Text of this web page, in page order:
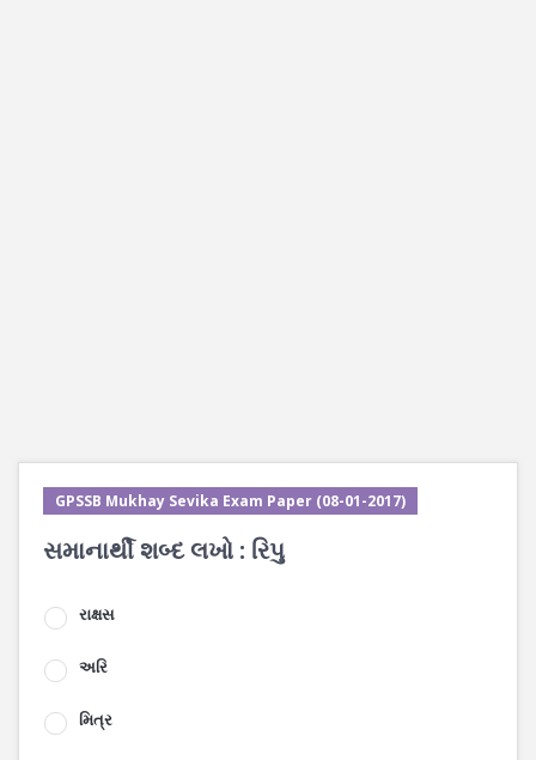
GPSSB Mukhay Sevika Exam Paper (08-01-2017)
સમાનાર્થી શબ્દ લખો : રિપુ
રાક્ષસ
અરિ
મિત્ર